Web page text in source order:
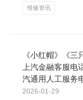
维修资讯
《小红帽》《
上汽金融客服电
汽通用人工服务
2026-01-29